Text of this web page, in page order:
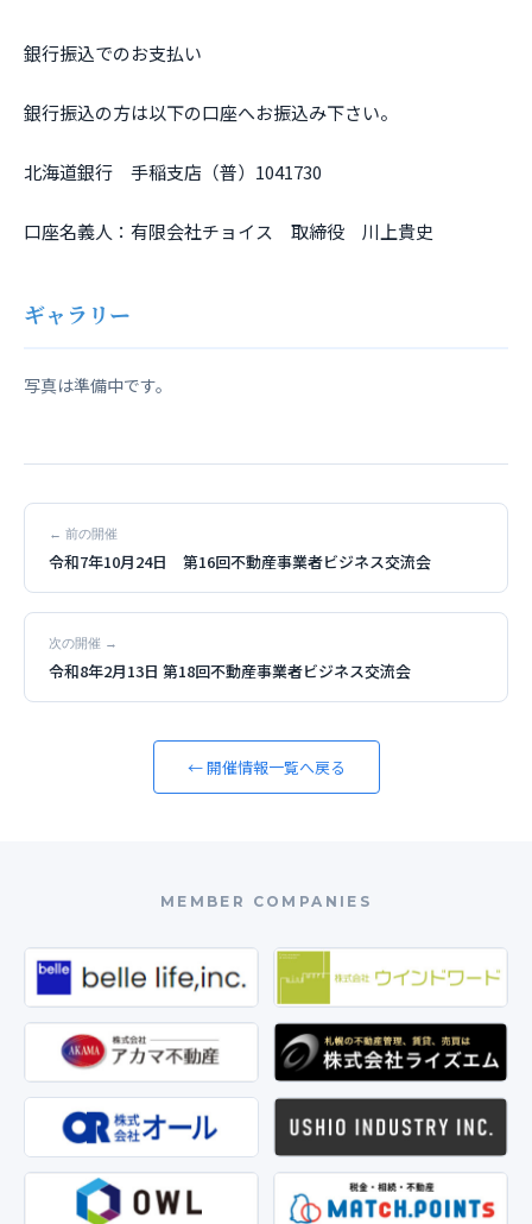
銀行振込でのお支払い
銀行振込の方は以下の口座へお振込み下さい。
北海道銀行 手稲支店（普）1041730
口座名義人：有限会社チョイス 取締役 川上貴史
ギャラリー
写真は準備中です。
← 前の開催
令和7年10月24日 第16回不動産事業者ビジネス交流会
次の開催 →
令和8年2月13日 第18回不動産事業者ビジネス交流会
← 開催情報一覧へ戻る
MEMBER COMPANIES